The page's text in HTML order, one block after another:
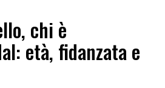
chi è
età, fidanzata e